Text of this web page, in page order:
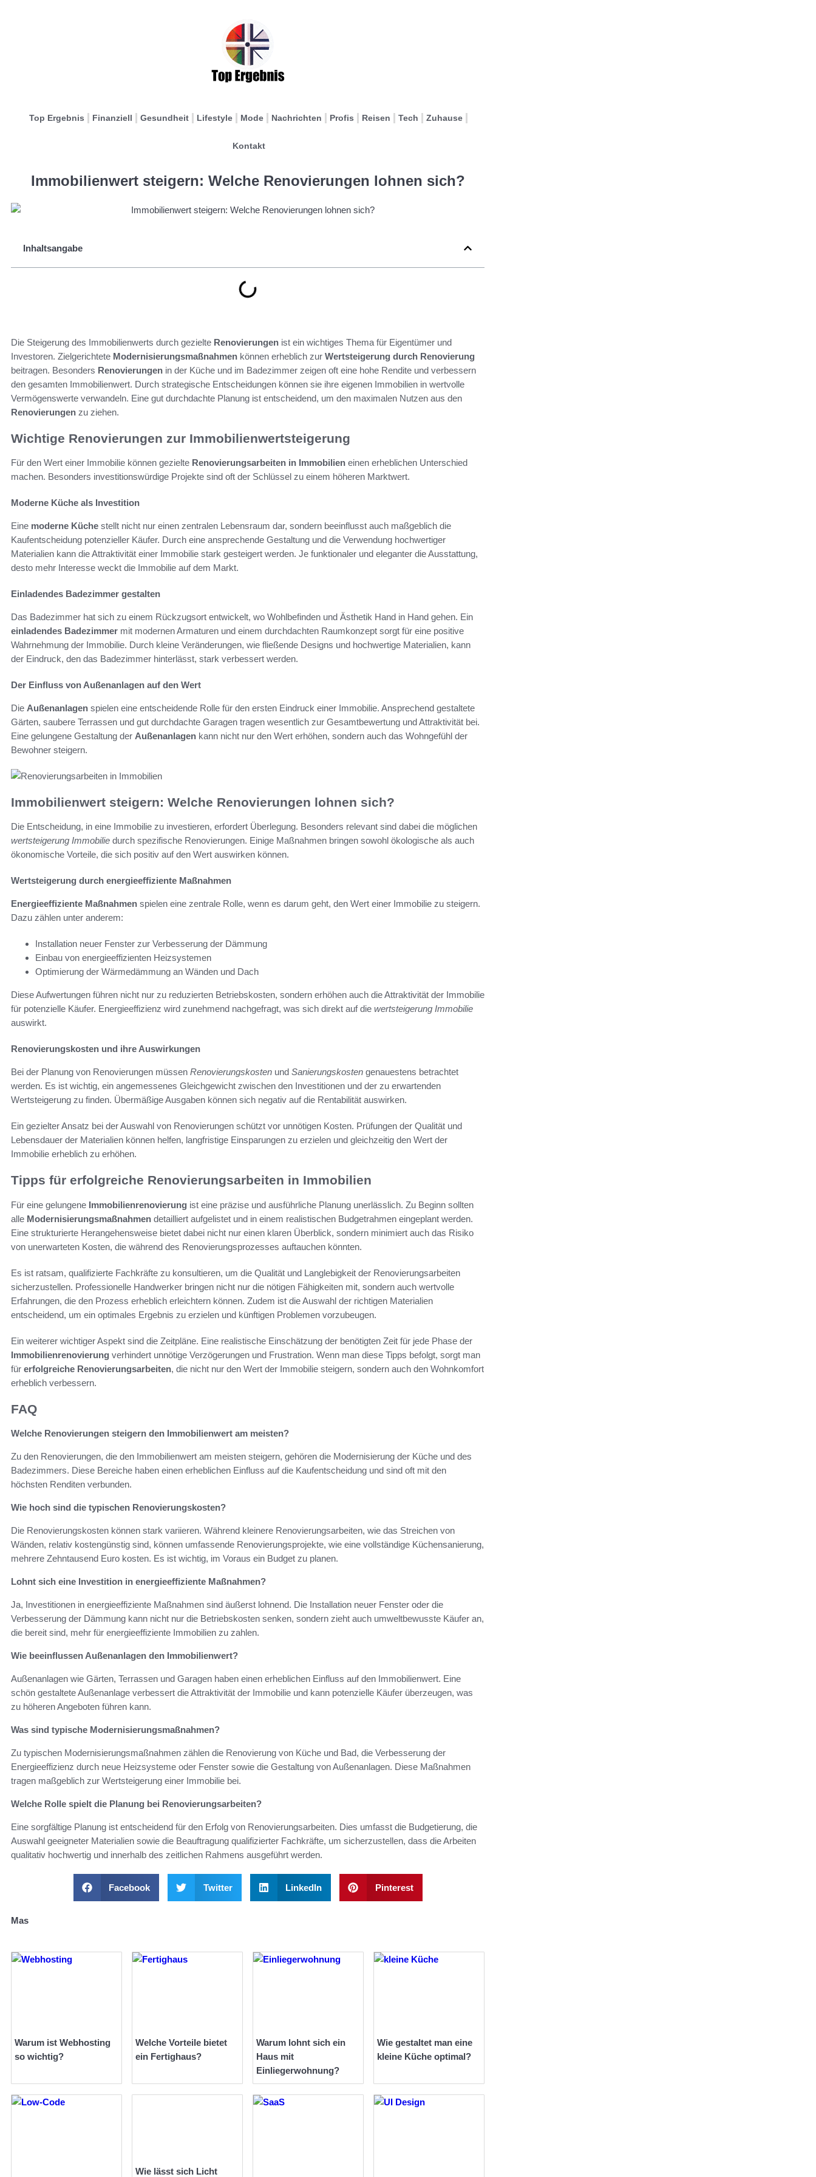
Top Ergebnis Finanziell Gesundheit Lifestyle Mode Nachrichten Profis Reisen Tech Zuhause
Kontakt
Immobilienwert steigern: Welche Renovierungen lohnen sich?
Inhaltsangabe
Die Steigerung des Immobilienwerts durch gezielte Renovierungen ist ein wichtiges Thema für Eigentümer und
Investoren. Zielgerichtete Modernisierungsmaßnahmen können erheblich zur Wertsteigerung durch Renovierung
beitragen. Besonders Renovierungen in der Küche und im Badezimmer zeigen oft eine hohe Rendite und verbessern
den gesamten Immobilienwert. Durch strategische Entscheidungen können sie ihre eigenen Immobilien in wertvolle
Vermögenswerte verwandeln. Eine gut durchdachte Planung ist entscheidend, um den maximalen Nutzen aus den
Renovierungen zu ziehen.
Wichtige Renovierungen zur Immobilienwertsteigerung
Für den Wert einer Immobilie können gezielte Renovierungsarbeiten in Immobilien einen erheblichen Unterschied
machen. Besonders investitionswürdige Projekte sind oft der Schlüssel zu einem höheren Marktwert.
Moderne Küche als Investition
Eine moderne Küche stellt nicht nur einen zentralen Lebensraum dar, sondern beeinflusst auch maßgeblich die
Kaufentscheidung potenzieller Käufer. Durch eine ansprechende Gestaltung und die Verwendung hochwertiger
Materialien kann die Attraktivität einer Immobilie stark gesteigert werden. Je funktionaler und eleganter die Ausstattung,
desto mehr Interesse weckt die Immobilie auf dem Markt.
Einladendes Badezimmer gestalten
Das Badezimmer hat sich zu einem Rückzugsort entwickelt, wo Wohlbefinden und Ästhetik Hand in Hand gehen. Ein
einladendes Badezimmer mit modernen Armaturen und einem durchdachten Raumkonzept sorgt für eine positive
Wahrnehmung der Immobilie. Durch kleine Veränderungen, wie fließende Designs und hochwertige Materialien, kann
der Eindruck, den das Badezimmer hinterlässt, stark verbessert werden.
Der Einfluss von Außenanlagen auf den Wert
Die Außenanlagen spielen eine entscheidende Rolle für den ersten Eindruck einer Immobilie. Ansprechend gestaltete
Gärten, saubere Terrassen und gut durchdachte Garagen tragen wesentlich zur Gesamtbewertung und Attraktivität bei.
Eine gelungene Gestaltung der Außenanlagen kann nicht nur den Wert erhöhen, sondern auch das Wohngefühl der
Bewohner steigern.
Immobilienwert steigern: Welche Renovierungen lohnen sich?
Die Entscheidung, in eine Immobilie zu investieren, erfordert Überlegung. Besonders relevant sind dabei die möglichen
wertsteigerung Immobilie durch spezifische Renovierungen. Einige Maßnahmen bringen sowohl ökologische als auch
ökonomische Vorteile, die sich positiv auf den Wert auswirken können.
Wertsteigerung durch energieeffiziente Maßnahmen
Energieeffiziente Maßnahmen spielen eine zentrale Rolle, wenn es darum geht, den Wert einer Immobilie zu steigern.
Dazu zählen unter anderem:
Installation neuer Fenster zur Verbesserung der Dämmung
Einbau von energieeffizienten Heizsystemen
Optimierung der Wärmedämmung an Wänden und Dach
Diese Aufwertungen führen nicht nur zu reduzierten Betriebskosten, sondern erhöhen auch die Attraktivität der Immobilie
für potenzielle Käufer. Energieeffizienz wird zunehmend nachgefragt, was sich direkt auf die wertsteigerung Immobilie
auswirkt.
Renovierungskosten und ihre Auswirkungen
Bei der Planung von Renovierungen müssen Renovierungskosten und Sanierungskosten genauestens betrachtet
werden. Es ist wichtig, ein angemessenes Gleichgewicht zwischen den Investitionen und der zu erwartenden
Wertsteigerung zu finden. Übermäßige Ausgaben können sich negativ auf die Rentabilität auswirken.
Ein gezielter Ansatz bei der Auswahl von Renovierungen schützt vor unnötigen Kosten. Prüfungen der Qualität und
Lebensdauer der Materialien können helfen, langfristige Einsparungen zu erzielen und gleichzeitig den Wert der
Immobilie erheblich zu erhöhen.
Tipps für erfolgreiche Renovierungsarbeiten in Immobilien
Für eine gelungene Immobilienrenovierung ist eine präzise und ausführliche Planung unerlässlich. Zu Beginn sollten
alle Modernisierungsmaßnahmen detailliert aufgelistet und in einem realistischen Budgetrahmen eingeplant werden.
Eine strukturierte Herangehensweise bietet dabei nicht nur einen klaren Überblick, sondern minimiert auch das Risiko
von unerwarteten Kosten, die während des Renovierungsprozesses auftauchen könnten.
Es ist ratsam, qualifizierte Fachkräfte zu konsultieren, um die Qualität und Langlebigkeit der Renovierungsarbeiten
sicherzustellen. Professionelle Handwerker bringen nicht nur die nötigen Fähigkeiten mit, sondern auch wertvolle
Erfahrungen, die den Prozess erheblich erleichtern können. Zudem ist die Auswahl der richtigen Materialien
entscheidend, um ein optimales Ergebnis zu erzielen und künftigen Problemen vorzubeugen.
Ein weiterer wichtiger Aspekt sind die Zeitpläne. Eine realistische Einschätzung der benötigten Zeit für jede Phase der
Immobilienrenovierung verhindert unnötige Verzögerungen und Frustration. Wenn man diese Tipps befolgt, sorgt man
für erfolgreiche Renovierungsarbeiten, die nicht nur den Wert der Immobilie steigern, sondern auch den Wohnkomfort
erheblich verbessern.
FAQ
Welche Renovierungen steigern den Immobilienwert am meisten?
Zu den Renovierungen, die den Immobilienwert am meisten steigern, gehören die Modernisierung der Küche und des
Badezimmers. Diese Bereiche haben einen erheblichen Einfluss auf die Kaufentscheidung und sind oft mit den
höchsten Renditen verbunden.
Wie hoch sind die typischen Renovierungskosten?
Die Renovierungskosten können stark variieren. Während kleinere Renovierungsarbeiten, wie das Streichen von
Wänden, relativ kostengünstig sind, können umfassende Renovierungsprojekte, wie eine vollständige Küchensanierung,
mehrere Zehntausend Euro kosten. Es ist wichtig, im Voraus ein Budget zu planen.
Lohnt sich eine Investition in energieeffiziente Maßnahmen?
Ja, Investitionen in energieeffiziente Maßnahmen sind äußerst lohnend. Die Installation neuer Fenster oder die
Verbesserung der Dämmung kann nicht nur die Betriebskosten senken, sondern zieht auch umweltbewusste Käufer an,
die bereit sind, mehr für energieeffiziente Immobilien zu zahlen.
Wie beeinflussen Außenanlagen den Immobilienwert?
Außenanlagen wie Gärten, Terrassen und Garagen haben einen erheblichen Einfluss auf den Immobilienwert. Eine
schön gestaltete Außenanlage verbessert die Attraktivität der Immobilie und kann potenzielle Käufer überzeugen, was
zu höheren Angeboten führen kann.
Was sind typische Modernisierungsmaßnahmen?
Zu typischen Modernisierungsmaßnahmen zählen die Renovierung von Küche und Bad, die Verbesserung der
Energieeffizienz durch neue Heizsysteme oder Fenster sowie die Gestaltung von Außenanlagen. Diese Maßnahmen
tragen maßgeblich zur Wertsteigerung einer Immobilie bei.
Welche Rolle spielt die Planung bei Renovierungsarbeiten?
Eine sorgfältige Planung ist entscheidend für den Erfolg von Renovierungsarbeiten. Dies umfasst die Budgetierung, die
Auswahl geeigneter Materialien sowie die Beauftragung qualifizierter Fachkräfte, um sicherzustellen, dass die Arbeiten
qualitativ hochwertig und innerhalb des zeitlichen Rahmens ausgeführt werden.
Facebook Twitter LinkedIn Pinterest
Mas
Warum ist Webhosting
so wichtig?
Welche Vorteile bietet
ein Fertighaus?
Warum lohnt sich ein
Haus mit
Einliegerwohnung?
Wie gestaltet man eine
kleine Küche optimal?
Wie lässt sich Licht